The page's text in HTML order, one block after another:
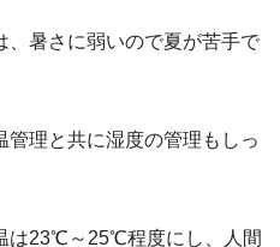
、暑さに弱いので夏が苦手で
管理と共に湿度の管理もしっ
は23℃～25℃程度にし、人間